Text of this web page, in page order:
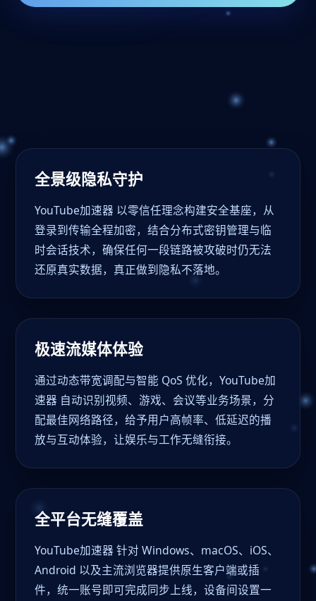
全景级隐私守护
YouTube加速器 以零信任理念构建安全基座，从
登录到传输全程加密，结合分布式密钥管理与临
时会话技术，确保任何一段链路被攻破时仍无法
还原真实数据，真正做到隐私不落地。
极速流媒体体验
通过动态带宽调配与智能 QoS 优化，YouTube加
速器 自动识别视频、游戏、会议等业务场景，分
配最佳网络路径，给予用户高帧率、低延迟的播
放与互动体验，让娱乐与工作无缝衔接。
全平台无缝覆盖
YouTube加速器 针对 Windows、macOS、iOS、
Android 以及主流浏览器提供原生客户端或插
件，统一账号即可完成同步上线，设备间设置一